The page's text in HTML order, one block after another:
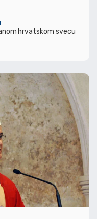
hrvatskom svecu